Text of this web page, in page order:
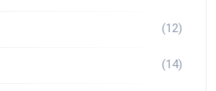
(12)
(14)